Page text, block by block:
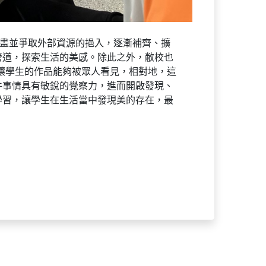
並爭取外部資源的挹入，逐漸補齊、擴
，探索生活的美感。除此之外，敝校也
生的作品能夠被眾人看見，相對地，這
情具有敏銳的覺察力，進而開啟發現、
，讓學生在生活當中發現美的存在，最